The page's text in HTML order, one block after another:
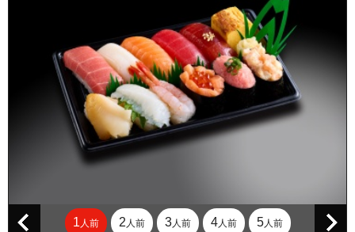
1人前 2 人前 3人前 4人前 5人前